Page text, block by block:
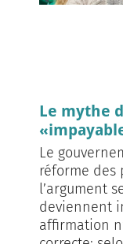
Le mythe
Le
réforme des
l’argument
deviennent
affirmation